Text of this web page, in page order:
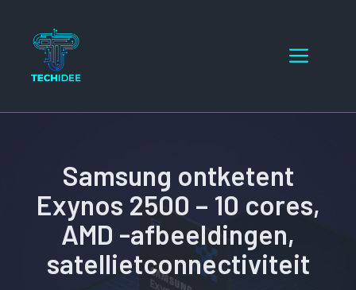
inhoud
Menu
Samsung ontketent
Exynos 2500 – 10 cores,
AMD -afbeeldingen,
satellietconnectiviteit